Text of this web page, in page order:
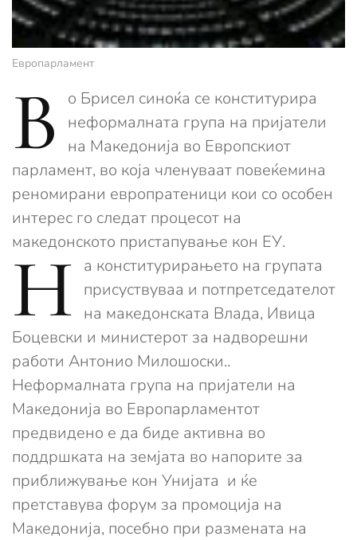
Европарламент
В
о Брисел синоќа се конститурира
неформалната група на пријатели
на Македонија во Европскиот
парламент, во која членуваат повеќемина
реномирани европратеници кои со особен
интерес го следат процесот на
македонското пристапување кон ЕУ.
Н а конститурирањето на групата
присуствуваа и потпретседателот
на македонската Влада, Ивица
Боцевски и министерот за надворешни
работи Антонио Милошоски..
Неформалната група на пријатели на
Македонија во Европарламентот
предвидено е да биде активна во
поддршката на земјата во напорите за
приближување кон Унијата и ќе
претставува форум за промоција на
Македонија, посебно при размената на